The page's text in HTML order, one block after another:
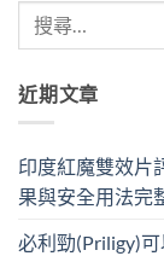
近期文章
印度紅魔雙效片
果與安全用法完
必利勁(Priligy)